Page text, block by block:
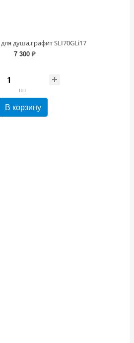
душа,графит SLI70GLi17
7 300 ₽
шт
В корзину